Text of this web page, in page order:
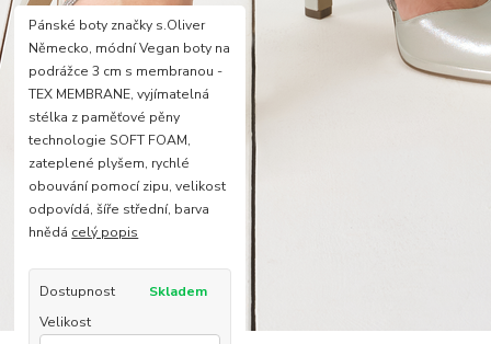
Pánské boty značky s.Oliver
Německo, módní Vegan boty na
podrážce 3 cm s membranou -
TEX MEMBRANE, vyjímatelná
stélka z paměťové pěny
technologie SOFT FOAM,
zateplené plyšem, rychlé
obouvání pomocí zipu, velikost
odpovídá, šíře střední, barva
hnědá celý popis
Dostupnost
Skladem
Velikost